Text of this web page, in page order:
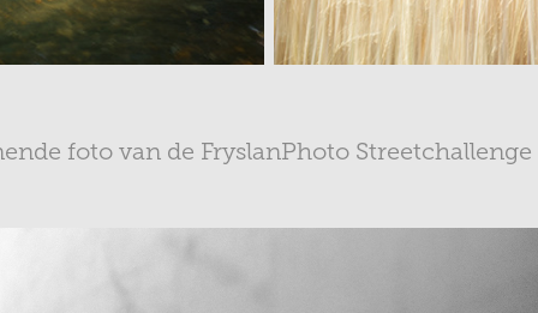
foto van de FryslanPhoto Streetchallenge